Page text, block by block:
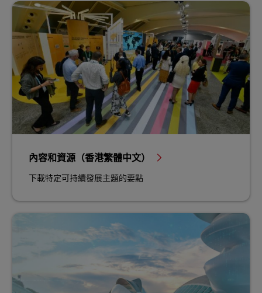
內容和資源（香港繁體中文）
下載特定可持續發展主題的要點